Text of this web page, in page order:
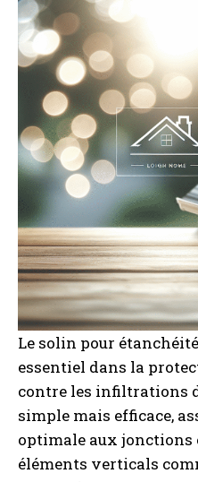
Le solin pour
essentiel dans la
contre les infiltrations
simple mais efficace,
optimale aux jonctions
éléments verticals